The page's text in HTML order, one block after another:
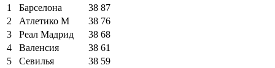
1
Барселона 38 87
2
Атлетико М 38 76
3
Реал Мадрид 38 68
4
Валенсия 38 61
5
Севилья 38 59